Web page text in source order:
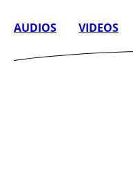
AUDIOS VIDEOS